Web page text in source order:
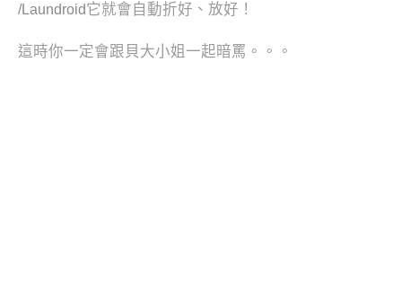
/Laundroid它就會自動折好、放好！
這時你一定會跟貝大小姐一起暗罵。。。